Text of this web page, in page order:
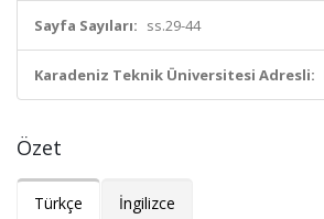
Sayfa Sayıları: ss.29-44
Karadeniz Teknik Üniversitesi Adresli:
Özet
Türkçe İngilizce